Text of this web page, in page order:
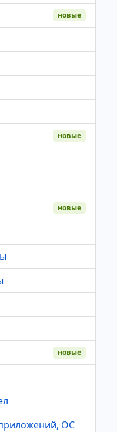
новые
новые
новые
новые
ОС